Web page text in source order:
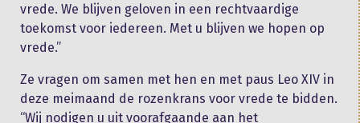
vrede. We blijven geloven in een rechtvaardige
toekomst voor iedereen. Met u blijven we hopen op
vrede.”
Ze vragen om samen met hen en met paus Leo XIV in
deze meimaand de rozenkrans voor vrede te bidden.
“Wij nodigen u uit voorafgaande aan het